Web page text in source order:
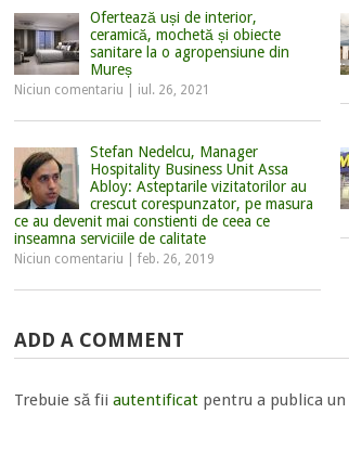
Ofertează uși de interior,
ceramică, mochetă și obiecte
sanitare la o agropensiune din
Mureș
Niciun comentariu iul. 26, 2021
Stefan Nedelcu, Manager
Hospitality Business Unit Assa
Abloy: Asteptarile vizitatorilor au
crescut corespunzator, pe masura
ce au devenit mai constienti de ceea ce
inseamna serviciile de calitate
Niciun comentariu feb. 26, 2019
ADD A COMMENT
Trebuie să fii autentificat pentru a publica